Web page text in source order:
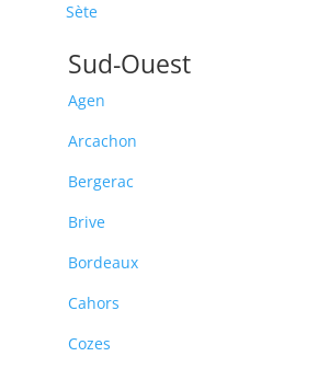
Sète
Sud-Ouest
Agen
Arcachon
Bergerac
Brive
Bordeaux
Cahors
Cozes